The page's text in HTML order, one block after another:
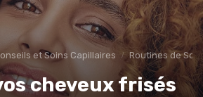
et Soins Capillaires Routines de
cheveux frisés